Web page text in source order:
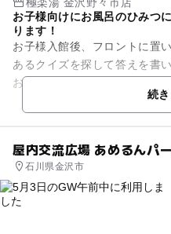
極楽湯 金沢野々市店
お子様向けにお風呂のひみつ
ります！
お子様入館後、フロントに置
あるクイズを探して答えを書
お待ちしております。 期間中
続
屋内交流広場 あめるんパ
石川県金沢市